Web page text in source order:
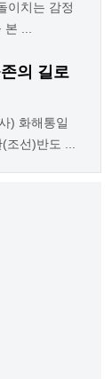
이치는 감정
...
의 길로
) 화해통일
선)반도 ...